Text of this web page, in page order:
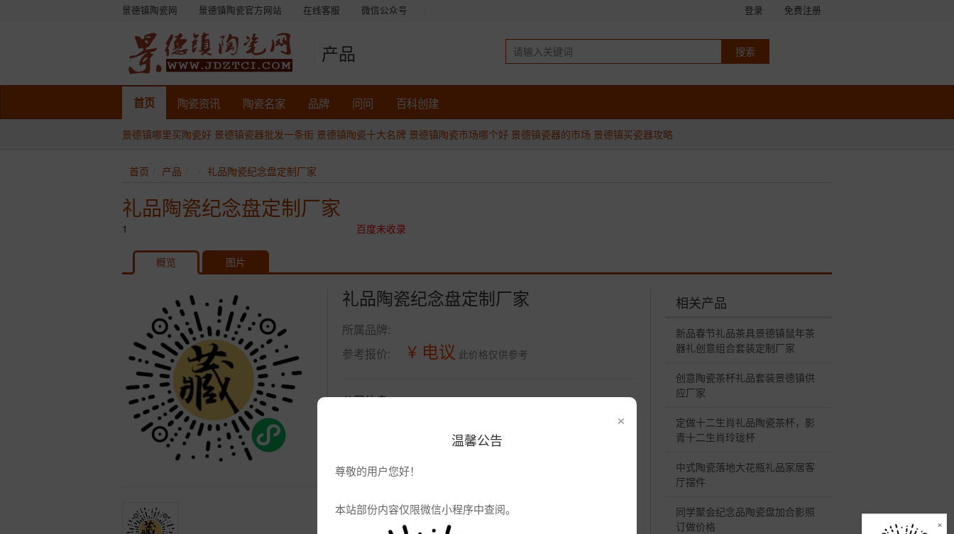
×
温馨公告
尊敬的用户您好！
本站部份内容仅限微信小程序中查阅。
景德镇陶瓷网 景德镇陶瓷官方网站 在线客服 微信公众号 登录 免费注册
产品
首页 陶瓷资讯 陶瓷名家 品牌 问问 百科创建
景德镇哪里买陶瓷好 景德镇瓷器批发一条街 景德镇陶瓷十大名牌 景德镇陶瓷市场哪个好 景德镇瓷器的市场 景德镇买瓷器攻略
×
首页 产品 礼品陶瓷纪念盘定制厂家
礼品陶瓷纪念盘定制厂家
1 百度未收录
概览 图片
礼品陶瓷纪念盘定制厂家
所属品牌:
参考报价:
¥ 电议 此价格仅供参考
公司信息
相关产品
新品春节礼品茶具景德镇鼠年茶
器礼创意组合套装定制厂家
创意陶瓷茶杯礼品套装景德镇供
应厂家
定做十二生肖礼品陶瓷茶杯，影
青十二生肖玲珑杯
中式陶瓷落地大花瓶礼品家居客
厅摆件
同学聚会纪念品陶瓷盘加合影照
订做价格